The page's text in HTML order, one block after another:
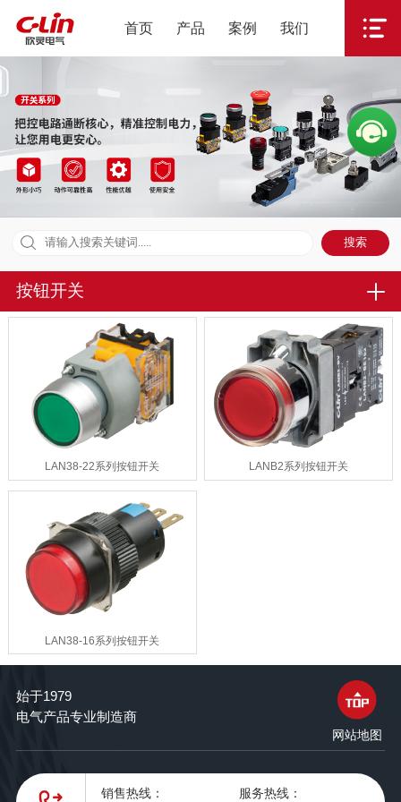
首页 产品 案例 我们
按钮开关
LAN38-22系列按钮开关 LANB2系列按钮开关
LAN38-16系列按钮开关
始于1979
电气产品专业制造商
网站地图
销售热线： 服务热线：